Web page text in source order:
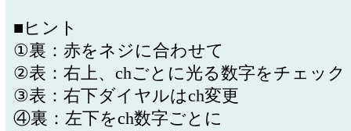
■ヒント
①裏：赤をネジに合わせて
②表：右上、chごとに光る数字をチェック
③表：右下ダイヤルはch変更
④裏：左下をch数字ごとに